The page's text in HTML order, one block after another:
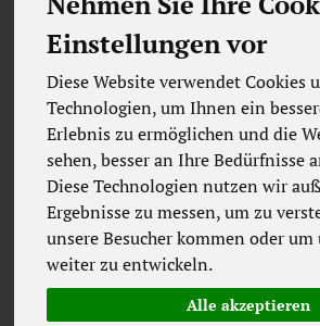
Einstellungen vor
Diese Website verwendet Cookies
Technologien, um Ihnen ein
Erlebnis zu ermöglichen und die
sehen, besser an Ihre Bedürfnisse
Diese Technologien nutzen wir
Ergebnisse zu messen, um zu
unsere Besucher kommen oder um
weiter zu entwickeln.
Alle akzeptieren
PROGRAMM
Du möchtest als Lehrer/-in,
oder als Elternteil deinen
ausgewogene Ernährung
Wir sind zugelassener
Schulprogramm in
Bremen und beliefern seit
zahlreiche Schulen mit
und Bio-Gemüse.